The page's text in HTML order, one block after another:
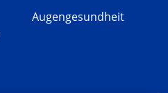
Augengesundheit